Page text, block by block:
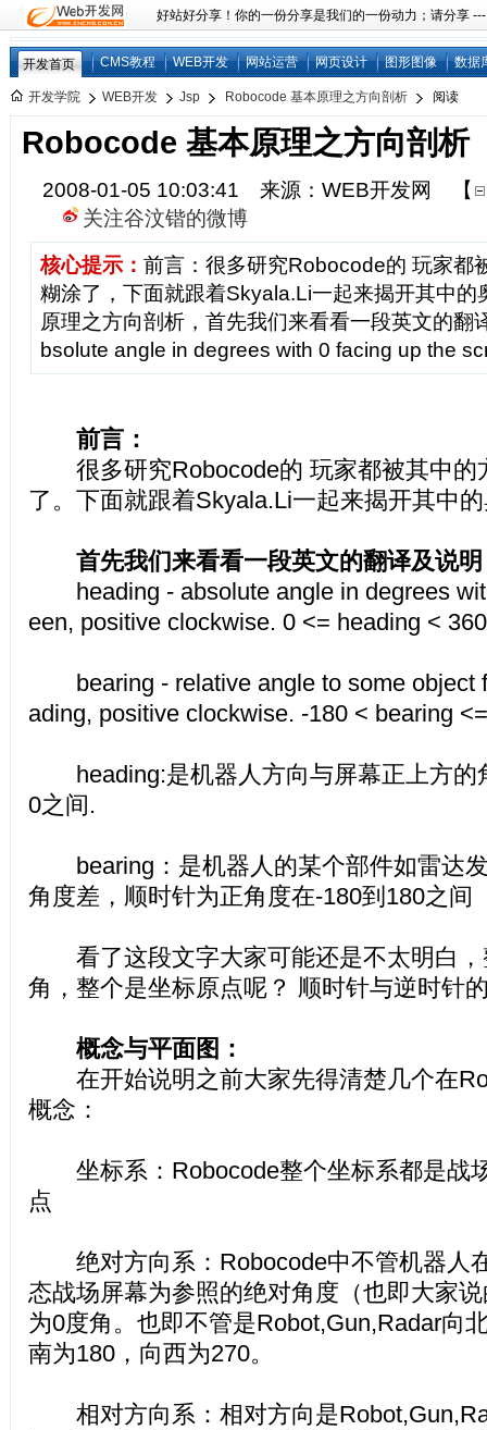
好站好分享！你的一份分享是我们的一份动力；请分享
开发首页 CMS教程 WEB开发 网站运营 网页设计 图形图像 数据
开发学院 WEB开发 Jsp Robocode 基本原理之方向剖析 阅读
Robocode 基本原理之方向剖析
2008-01-05 10:03:41 来源：WEB开发网
【
关注谷汶锴的微博
核心提示： 前言：很多研究Robocode的 玩家都
糊涂了，下面就跟着Skyala.Li一起来揭开其中
原理之方向剖析，首先我们来看看一段英文的翻
bsolute angle in degrees with 0 facing up the
前言：
很多研究Robocode的 玩家都被其中的
了。下面就跟着Skyala.Li一起来揭开其中
首先我们来看看一段英文的翻译及说
heading - absolute angle in degrees
een, positive clockwise. 0 <= heading <
bearing - relative angle to some object
ading, positive clockwise. -180 < bearing
heading:是机器人方向与屏幕正上方的
0之间.
bearing：是机器人的某个部件如雷达
角度差，顺时针为正角度在-180到180之间
看了这段文字大家可能还是不太明白，
角，整个是坐标原点呢？ 顺时针与逆时针
概念与平面图：
在开始说明之前大家先得清楚几个在
概念：
坐标系：Robocode整个坐标系都是战
点
绝对方向系：Robocode中不管机器人
态战场屏幕为参照的绝对角度（也即大家
为0度角。也即不管是Robot,Gun,Radar向
南为180，向西为270。
相对方向系：相对方向是